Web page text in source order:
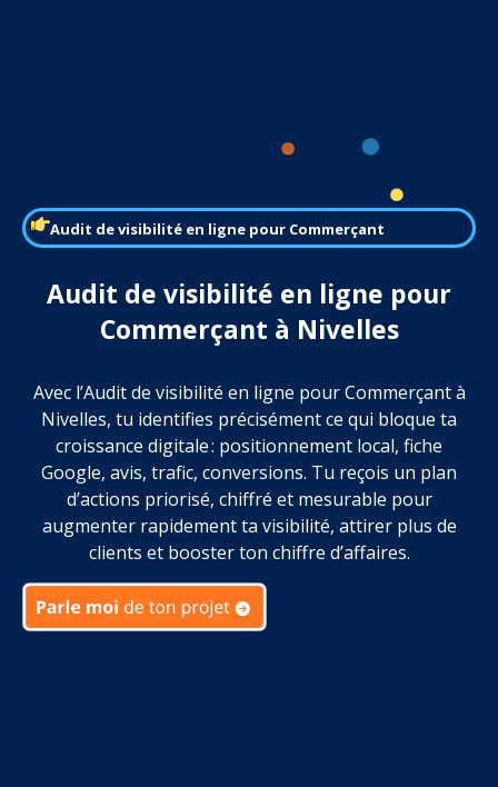
Audit de visibilité en ligne pour Commerçant
Audit de visibilité en ligne pour
Commerçant à Nivelles
Avec l’Audit de visibilité en ligne pour Commerçant à
Nivelles, tu identifies précisément ce qui bloque ta
croissance digitale : positionnement local, fiche
Google, avis, trafic, conversions. Tu reçois un plan
d’actions priorisé, chiffré et mesurable pour
augmenter rapidement ta visibilité, attirer plus de
clients et booster ton chiffre d’affaires.